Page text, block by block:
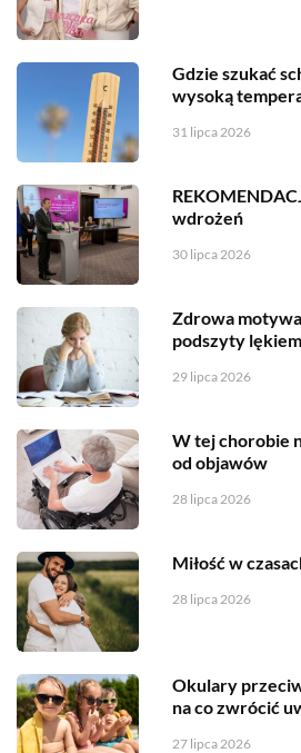
Gdzie szukać
wysoką
31 lipca 2026
wdrożeń
30 lipca 2026
Zdrowa
podszyty lękiem
29 lipca 2026
W tej chorobie
od objawów
28 lipca 2026
Miłość w
28 lipca 2026
Okulary
na co zwrócić
27 lipca 2026